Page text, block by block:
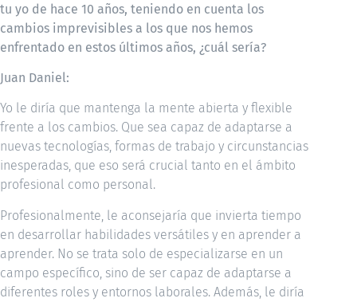
tu yo de hace 10 años, teniendo en cuenta los
cambios imprevisibles a los que nos hemos
enfrentado en estos últimos años, ¿cuál sería?
Juan Daniel:
Yo le diría que mantenga la mente abierta y flexible
frente a los cambios. Que sea capaz de adaptarse a
nuevas tecnologías, formas de trabajo y circunstancias
inesperadas, que eso será crucial tanto en el ámbito
profesional como personal.
Profesionalmente, le aconsejaría que invierta tiempo
en desarrollar habilidades versátiles y en aprender a
aprender. No se trata solo de especializarse en un
campo específico, sino de ser capaz de adaptarse a
diferentes roles y entornos laborales. Además, le diría